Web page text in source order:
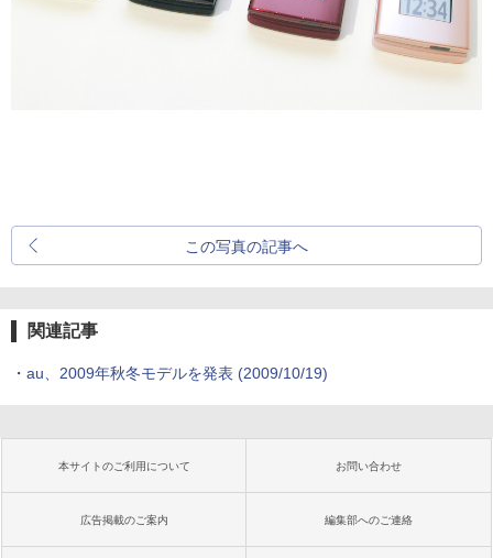
この写真の記事へ
関連記事
・ au、2009年秋冬モデルを発表 (2009/10/19)
本サイトのご利用について お問い合わせ
広告掲載のご案内 編集部へのご連絡